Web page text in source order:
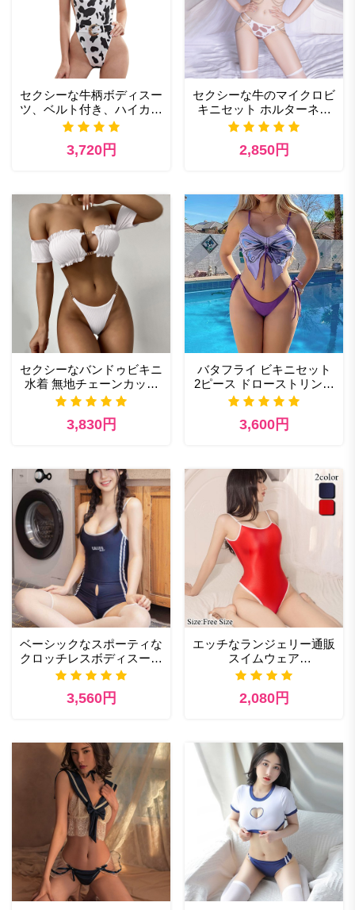
セクシーな牛柄ボディスー
ツ、ベルト付き、ハイカッ
ト、背中が開いたワンピー
3,720円
セクシーな牛のマイクロビ
キニセット ホルターネッ
ク チェーン＆ストラップ
2,850円
セクシーなバンドゥビキニ
水着 無地チェーンカット
アウトツーピース水着
3,830円
バタフライ ビキニセット
2ピース ドローストリング
ビキニトップとストリング
3,600円
ベーシックなスポーティな
クロッチレスボディスーツ
コスプレ エロ
3,560円
エッチなランジェリー通販
スイムウェア
(SWIMWEAR) ツーハッチ
2,080円